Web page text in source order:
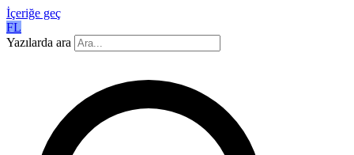
İçeriğe geç
FL
Yazılarda ara